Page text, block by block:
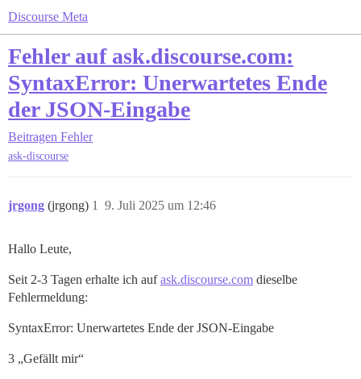
Discourse Meta
Fehler auf ask.discourse.com:
SyntaxError: Unerwartetes Ende
der JSON-Eingabe
Beitragen Fehler
ask-discourse
jrgong (jrgong) 9. Juli 2025 um 12:46
1
Hallo Leute,
Seit 2-3 Tagen erhalte ich aufask.discourse.com dieselbe
Fehlermeldung:
SyntaxError: Unerwartetes Ende der JSON-Eingabe
3 „Gefällt mir“